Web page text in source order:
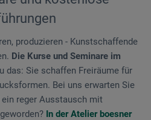
produzieren - Kunstschaffende
Die Kurse und Seminare im
das: Sie schaffen Freiräume für
Bei uns erwarten Sie
reger Ausstausch mit
In der Atelier boesner